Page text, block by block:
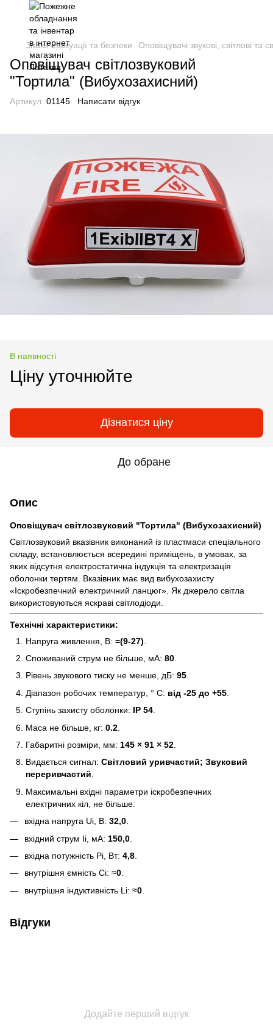
Знаки евакуації та безпеки Оповіщувачі звукові, світлові та
Оповіщувач світлозвуковий
"Тортила" (Вибухозахисний)
Артикул: 01145 Написати відгук
В наявності
Ціну уточнюйте
Дізнатися ціну
До обране
Опис
Оповіщувач світлозвуковий "Тортила" (Вибухозахисний)
Світлозвуковий вказівник виконаний із пластмаси спеціального
складу, встановлюється всередині приміщень, в умовах, за
яких відсутня електростатична індукція та електризація
оболонки тертям. Вказівник має вид вибухозахисту
«Іскробезпечний електричний ланцюг». Як джерело світла
використовуються яскраві світлодіоди.
Технічні характеристики:
Напруга живлення, В: =(9-27)
Споживаний струм не більше, мА: 80
Рівень звукового тиску не менше, дБ: 95.
Діапазон робочих температур, ° С: від -25 до +55
Ступінь захисту оболонки: IP 54
Маса не більше, кг: 0.2
Габаритні розміри, мм: 145 × 91 × 52
Видається сигнал: Світловий уривчастий; Звуковий
переривчастий.
Максимальні вхідні параметри іскробезпечних
електричних кіл, не більше:
вхідна напруга Ui, В: 32,0
вхідний струм Ii, мА: 150,0
вхідна потужність Рі, Вт: 4,8
внутрішня ємність Ci: ≈0.
внутрішня індуктивність Li: ≈0
Відгуки
Додайте перший відгук